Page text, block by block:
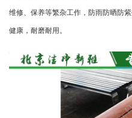
维修、保养等繁杂工作，防雨防晒防
健康，耐磨耐用。